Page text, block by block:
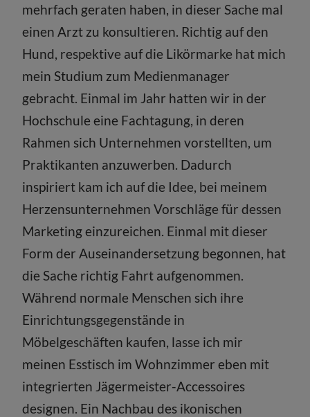
mehrfach geraten haben, in dieser Sache mal
einen Arzt zu konsultieren. Richtig auf den
Hund, respektive auf die Likörmarke hat mich
mein Studium zum Medienmanager
gebracht. Einmal im Jahr hatten wir in der
Hochschule eine Fachtagung, in deren
Rahmen sich Unternehmen vorstellten, um
Praktikanten anzuwerben. Dadurch
inspiriert kam ich auf die Idee, bei meinem
Herzensunternehmen Vorschläge für dessen
Marketing einzureichen. Einmal mit dieser
Form der Auseinandersetzung begonnen, hat
die Sache richtig Fahrt aufgenommen.
Während normale Menschen sich ihre
Einrichtungsgegenstände in
Möbelgeschäften kaufen, lasse ich mir
meinen Esstisch im Wohnzimmer eben mit
integrierten Jägermeister-Accessoires
designen. Ein Nachbau des ikonischen